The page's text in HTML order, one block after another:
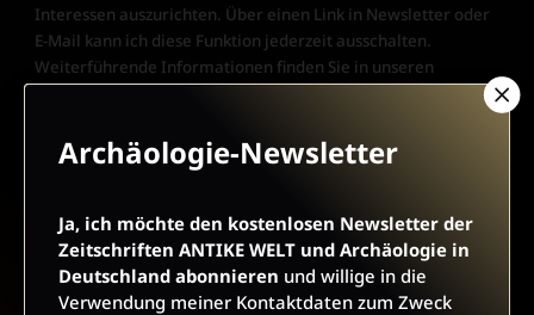
Interessen auszurichten. Über einen Link in Newsletter oder
E-Mail kann ich diese Funktion jederzeit ausschalten.
Weiterführende Informationen finden Sie in unseren
E-Mail
JETZT ANMELDEN
Archäologie-Newsletter
Ja, ich möchte den kostenlosen Newsletter der
Zeitschriften ANTIKE WELT und Archäologie in
Deutschland abonnieren und willige in die
Verwendung meiner Kontaktdaten zum Zweck